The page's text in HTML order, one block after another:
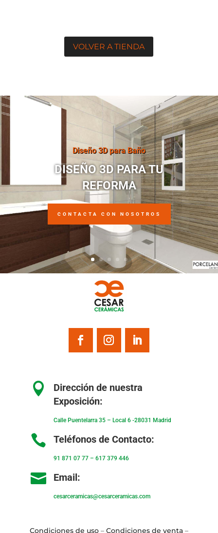
VOLVER A TIENDA
Diseño 3D para Baño
DISEÑO 3D PARA TU
REFORMA
CONTACTA CON NOSOTROS

Dirección de nuestra
Exposición:
Calle Puentelarra 35 – Local 6 -28031 Madrid
 Teléfonos de Contacto:
91 871 07 77– 617 379 446
 Email:
cesarceramicas@cesarceramicas.com
Condiciones de uso– Condiciones de venta–